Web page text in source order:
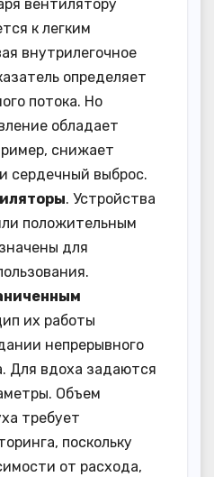
вентилятору
к легким
внутрилегочное
определяет
потока. Но
обладает
снижает
сердечный выброс.
. Устройства
положительным
для
их работы
непрерывного
Для вдоха задаются
Объем
требует
поскольку
от расхода,